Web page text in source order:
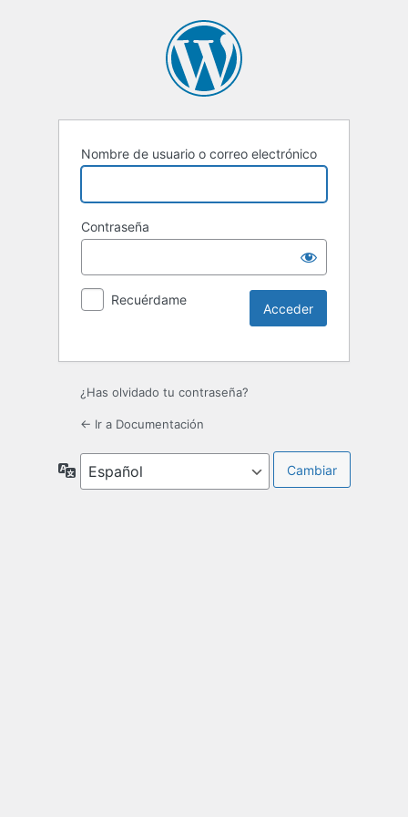
Nombre de usuario o correo electrónico
Contraseña
Recuérdame
¿Has olvidado tu contraseña?
← Ir a Documentación
Idioma